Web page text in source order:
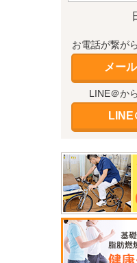
お電話が繋が
メー
LINE＠か
LINE